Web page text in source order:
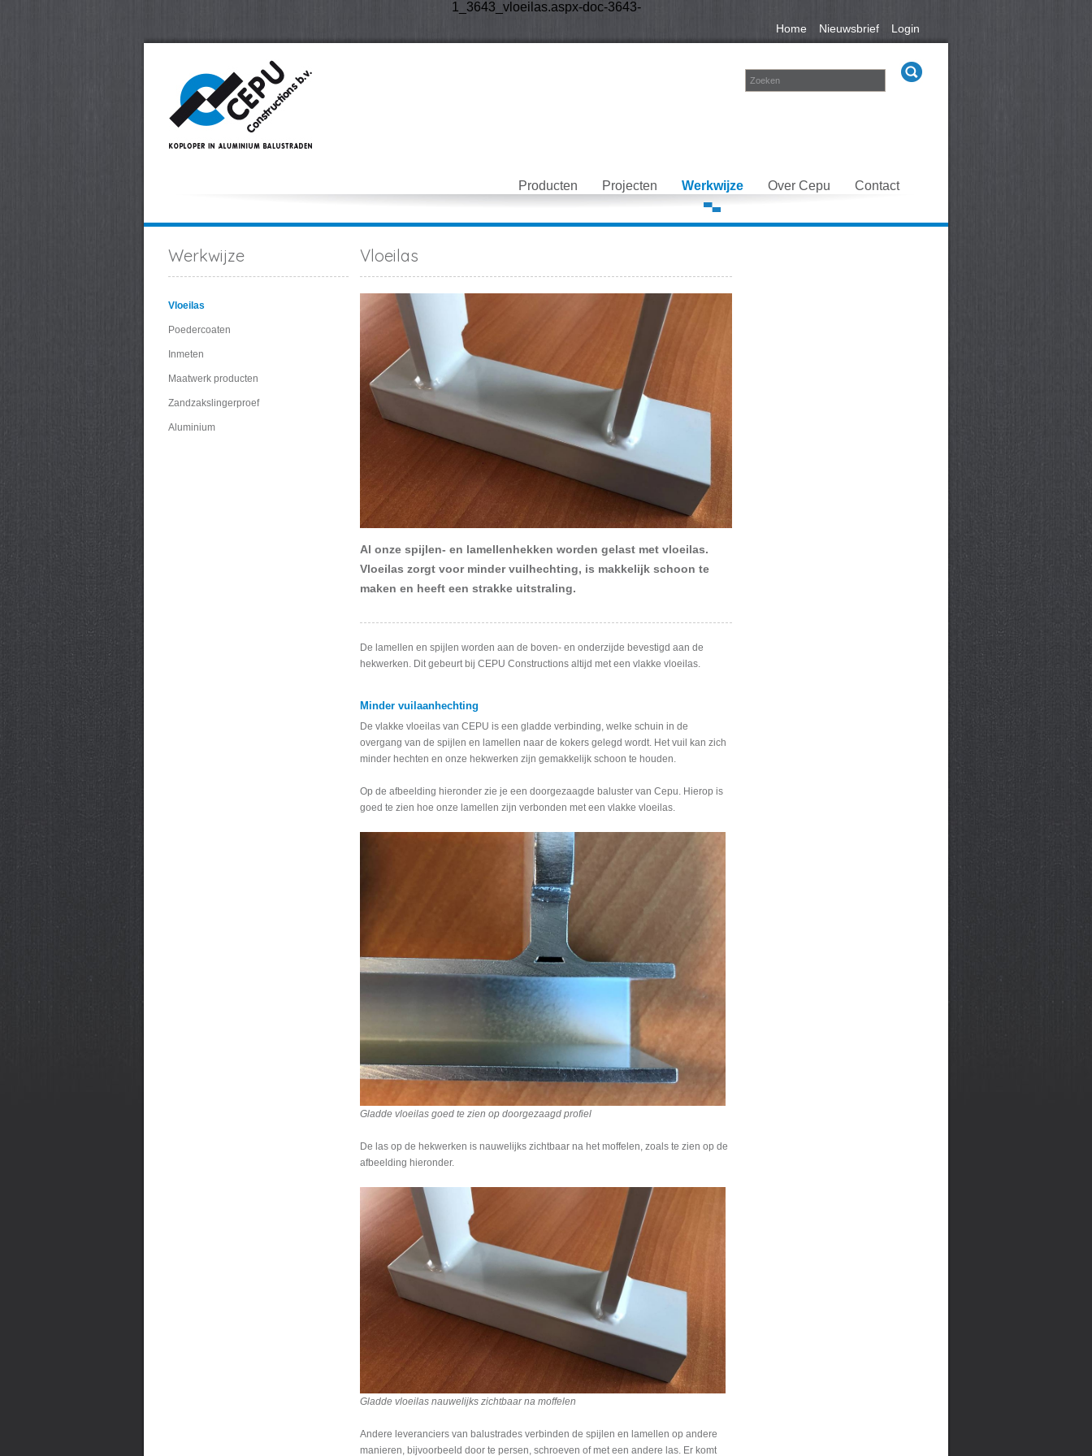
1_3643_vloeilas.aspx-doc-3643-
Home Nieuwsbrief Login
Producten Projecten Werkwijze Over Cepu Contact
Werkwijze
Vloeilas
Poedercoaten
Inmeten
Maatwerk producten
Zandzakslingerproef
Aluminium
Vloeilas
Al onze spijlen- en lamellenhekken worden gelast met vloeilas.
Vloeilas zorgt voor minder vuilhechting, is makkelijk schoon te
maken en heeft een strakke uitstraling.
De lamellen en spijlen worden aan de boven- en onderzijde bevestigd aan de
hekwerken. Dit gebeurt bij CEPU Constructions altijd met een vlakke vloeilas.
Minder vuilaanhechting
De vlakke vloeilas van CEPU is een gladde verbinding, welke schuin in de
overgang van de spijlen en lamellen naar de kokers gelegd wordt. Het vuil kan zich
minder hechten en onze hekwerken zijn gemakkelijk schoon te houden.
Op de afbeelding hieronder zie je een doorgezaagde baluster van Cepu. Hierop is
goed te zien hoe onze lamellen zijn verbonden met een vlakke vloeilas.
Gladde vloeilas goed te zien op doorgezaagd profiel
De las op de hekwerken is nauwelijks zichtbaar na het moffelen, zoals te zien op de
afbeelding hieronder.
Gladde vloeilas nauwelijks zichtbaar na moffelen
Andere leveranciers van balustrades verbinden de spijlen en lamellen op andere
manieren, bijvoorbeeld door te persen, schroeven of met een andere las. Er komt